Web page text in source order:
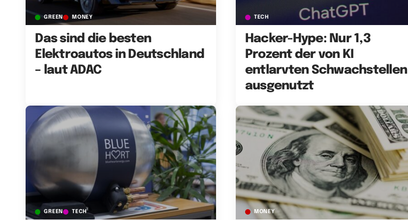
GREEN MONEY
Das sind die besten
Elektroautos in Deutschland
– laut ADAC
TECH
Hacker-Hype: Nur 1,3
Prozent der von KI
entlarvten Schwachstellen
ausgenutzt
GREEN TECH MONEY